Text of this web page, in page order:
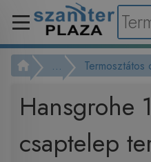
... Termosztátos
Hansgrohe
csaptelep